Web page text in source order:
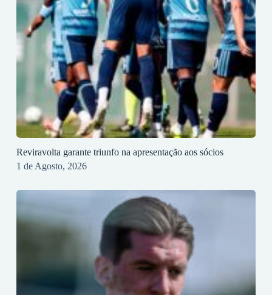
Reviravolta garante triunfo na apresentação aos sócios
1 de Agosto, 2026